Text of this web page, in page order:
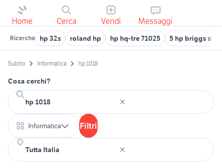
Home Cerca Vendi Messaggi
Ricerche hp 32s roland hp hp hq-tre 71025 5 hp briggs
Subito Informatica hp 1018
Cosa cerchi?
Informatica Filtri